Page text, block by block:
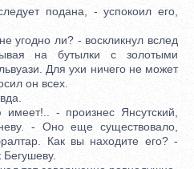
подана, - успокоил его,
угодно ли? - воскликнул вслед
на бутылки с золотыми
Для ухи ничего не может
он всех.
- произнес Янсутский,
- Оно еще существовало,
Как вы находите его? -